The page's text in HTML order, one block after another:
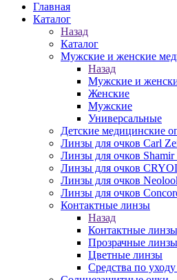
Главная
Каталог
Назад
Каталог
Мужские и женские
Назад
Мужские и
Женские
Мужские
Универсальные
Детские медицинские
Линзы для очков Carl
Линзы для очков Shamir
Линзы для очков
Линзы для очков
Линзы для очков
Контактные линзы
Назад
Контактные линзы
Прозрачные линзы
Цветные линзы
Средства по